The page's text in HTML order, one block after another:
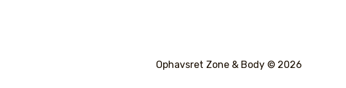
Ophavsret Zone & Body © 2026